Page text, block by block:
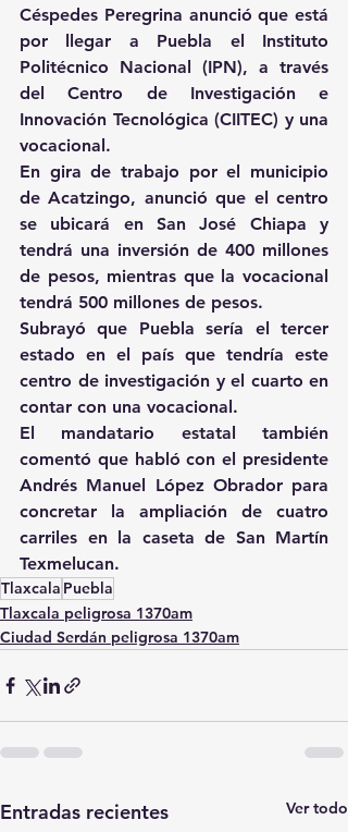
Céspedes Peregrina anunció que está
por llegar a Puebla el Instituto
Politécnico Nacional (IPN), a través
del Centro de Investigación e
Innovación Tecnológica (CIITEC) y una
vocacional.
En gira de trabajo por el municipio
de Acatzingo, anunció que el centro
se ubicará en San José Chiapa y
tendrá una inversión de 400 millones
de pesos, mientras que la vocacional
tendrá 500 millones de pesos.
Subrayó que Puebla sería el tercer
estado en el país que tendría este
centro de investigación y el cuarto en
contar con una vocacional.
El mandatario estatal también
comentó que habló con el presidente
Andrés Manuel López Obrador para
concretar la ampliación de cuatro
carriles en la caseta de San Martín
Texmelucan.
Tlaxcala Puebla
Tlaxcala peligrosa 1370am
Ciudad Serdán peligrosa 1370am
Entradas recientes Ver todo